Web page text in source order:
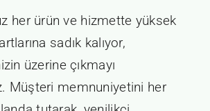
her ürün ve hizmette yüksek
sadık kalıyor,
üzerine çıkmayı
Müşteri memnuniyetini her